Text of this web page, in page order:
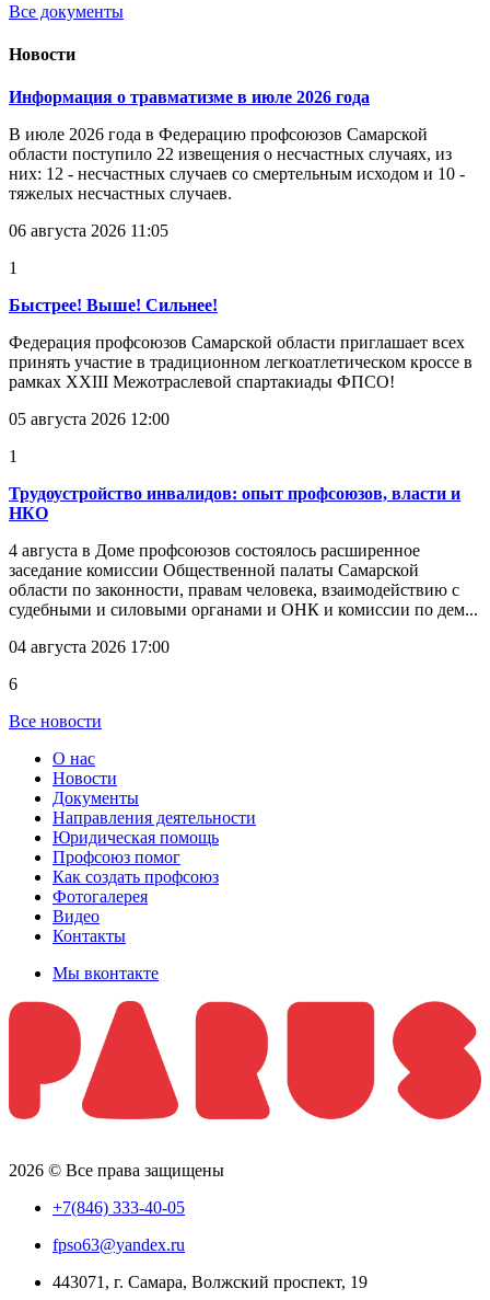
Все документы
Новости
Информация о травматизме в июле 2026 года
В июле 2026 года в Федерацию профсоюзов Самарской
области поступило 22 извещения о несчастных случаях, из
них: 12 - несчастных случаев со смертельным исходом и 10 -
тяжелых несчастных случаев.
06 августа 2026 11:05
1
Быстрее! Выше! Сильнее!
Федерация профсоюзов Самарской области приглашает всех
принять участие в традиционном легкоатлетическом кроссе в
рамках XXIII Межотраслевой спартакиады ФПСО!
05 августа 2026 12:00
1
Трудоустройство инвалидов: опыт профсоюзов, власти и
НКО
4 августа в Доме профсоюзов состоялось расширенное
заседание комиссии Общественной палаты Самарской
области по законности, правам человека, взаимодействию с
судебными и силовыми органами и ОНК и комиссии по дем...
04 августа 2026 17:00
6
Все новости
О нас
Новости
Документы
Направления деятельности
Юридическая помощь
Профсоюз помог
Как создать профсоюз
Фотогалерея
Видео
Контакты
Мы вконтакте
2026 © Все права защищены
+7(846) 333-40-05
fpso63@yandex.ru
443071, г. Самара, Волжский проспект, 19